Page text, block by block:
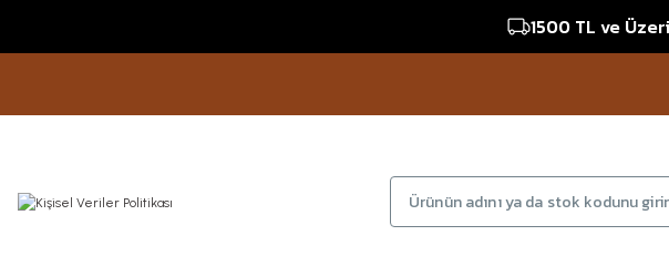
1500 TL ve